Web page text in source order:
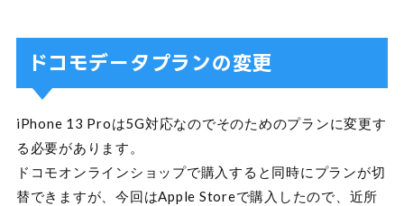
ドコモデータプランの変更
iPhone 13 Proは5G対応なのでそのためのプランに変更す
る必要があります。
ドコモオンラインショップで購入すると同時にプランが切
替できますが、今回はApple Storeで購入したので、近所